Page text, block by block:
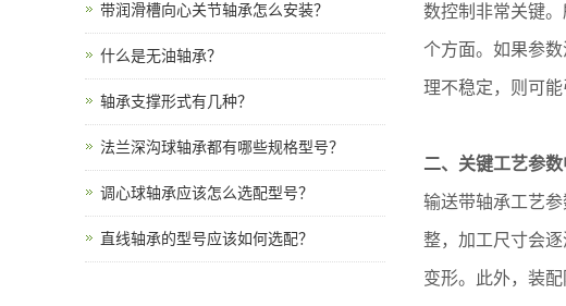
带润滑槽向心关节轴承怎么安装？
什么是无油轴承？
轴承支撑形式有几种？
法兰深沟球轴承都有哪些规格型号？
调心球轴承应该怎么选配型号？
直线轴承的型号应该如何选配？
数控制非常关键
个方面。如果参
理不稳定，则可
二、关键工艺参
输送带轴承工艺
整，加工尺寸会
变形。此外，装